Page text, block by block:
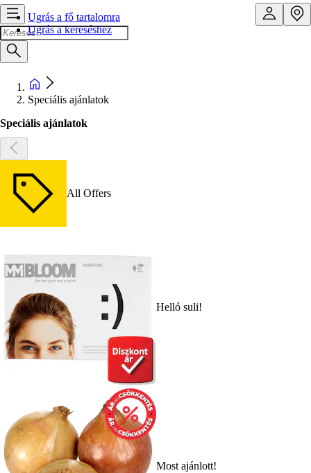
Ugrás a fő tartalomra
Ugrás a kereséshez
Speciális ajánlatok
Speciális ajánlatok
All Offers
Helló suli!
Most ajánlott!